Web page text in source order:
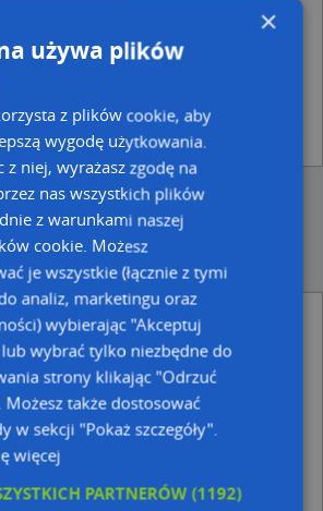
w celu:
Targeo oraz publikacji w wyszukiwarce firm i na
1 lit. f RODO)
o firmach partnerom biznesowym operatora (art.
baz CEIDG, GUS, REGON, z firmowych stron www
http://regulamin.automapa.pl/odo_przetwarzanie/
- Działalność Gospodarcza -
Firmy w pobliżu
5, 08-300 Sokołów Podlaski
ul. Piłsudskiego 15, 08-300
5, 08-300 Sokołów Podlaski
Care Delivery, Bohaterów
300 Sokołów Podlaski
×
używa plików
z plików cookie, aby
wygodę użytkowania.
z niej, wyrażasz zgodę na
nas wszystkich plików
z warunkami naszej
cookie. Możesz
je wszystkie (łącznie z tymi
analiz, marketingu oraz
wybierając "Akceptuj
wybrać tylko niezbędne do
strony klikając "Odrzuć
Możesz także dostosować
w sekcji "Pokaż szczegóły".
więcej
PARTNERÓW(1192)